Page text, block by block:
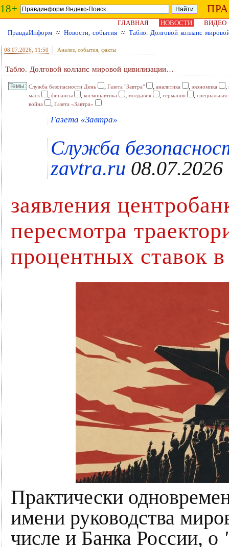
18+
ГЛАВНАЯ НОВОСТИ
ВИДЕО
ПравдаИнформ ≈ Новости, события ≈ Табло. Долговой коллапс
08.07.2026 , 11:50 Анализ, события, факты
Табло. Долговой коллапс мировой цивилизации…
Служба безопасности День , Газета "Завтра" , аналитика , экономика ,
маск
, финансы , космонавтика , молдавия , германия ,
война
, Газета «Завтра»
Газета «Завтра»
Служба
zavtra.ru 08.07.2026
заявления
пересмотра
процентных ставок
Практически
имени руководства
числе и Банка России, о